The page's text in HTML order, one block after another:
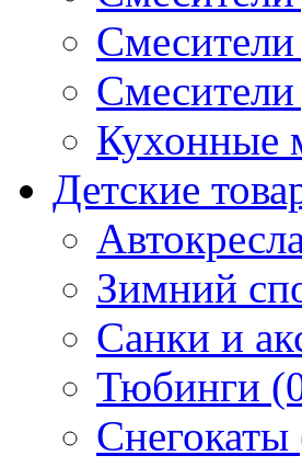
Кухонные
Детские
Зимний
Санки и
Тюбинги
Снегокаты